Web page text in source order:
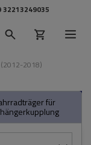
32213249035
(2012-2018)
für